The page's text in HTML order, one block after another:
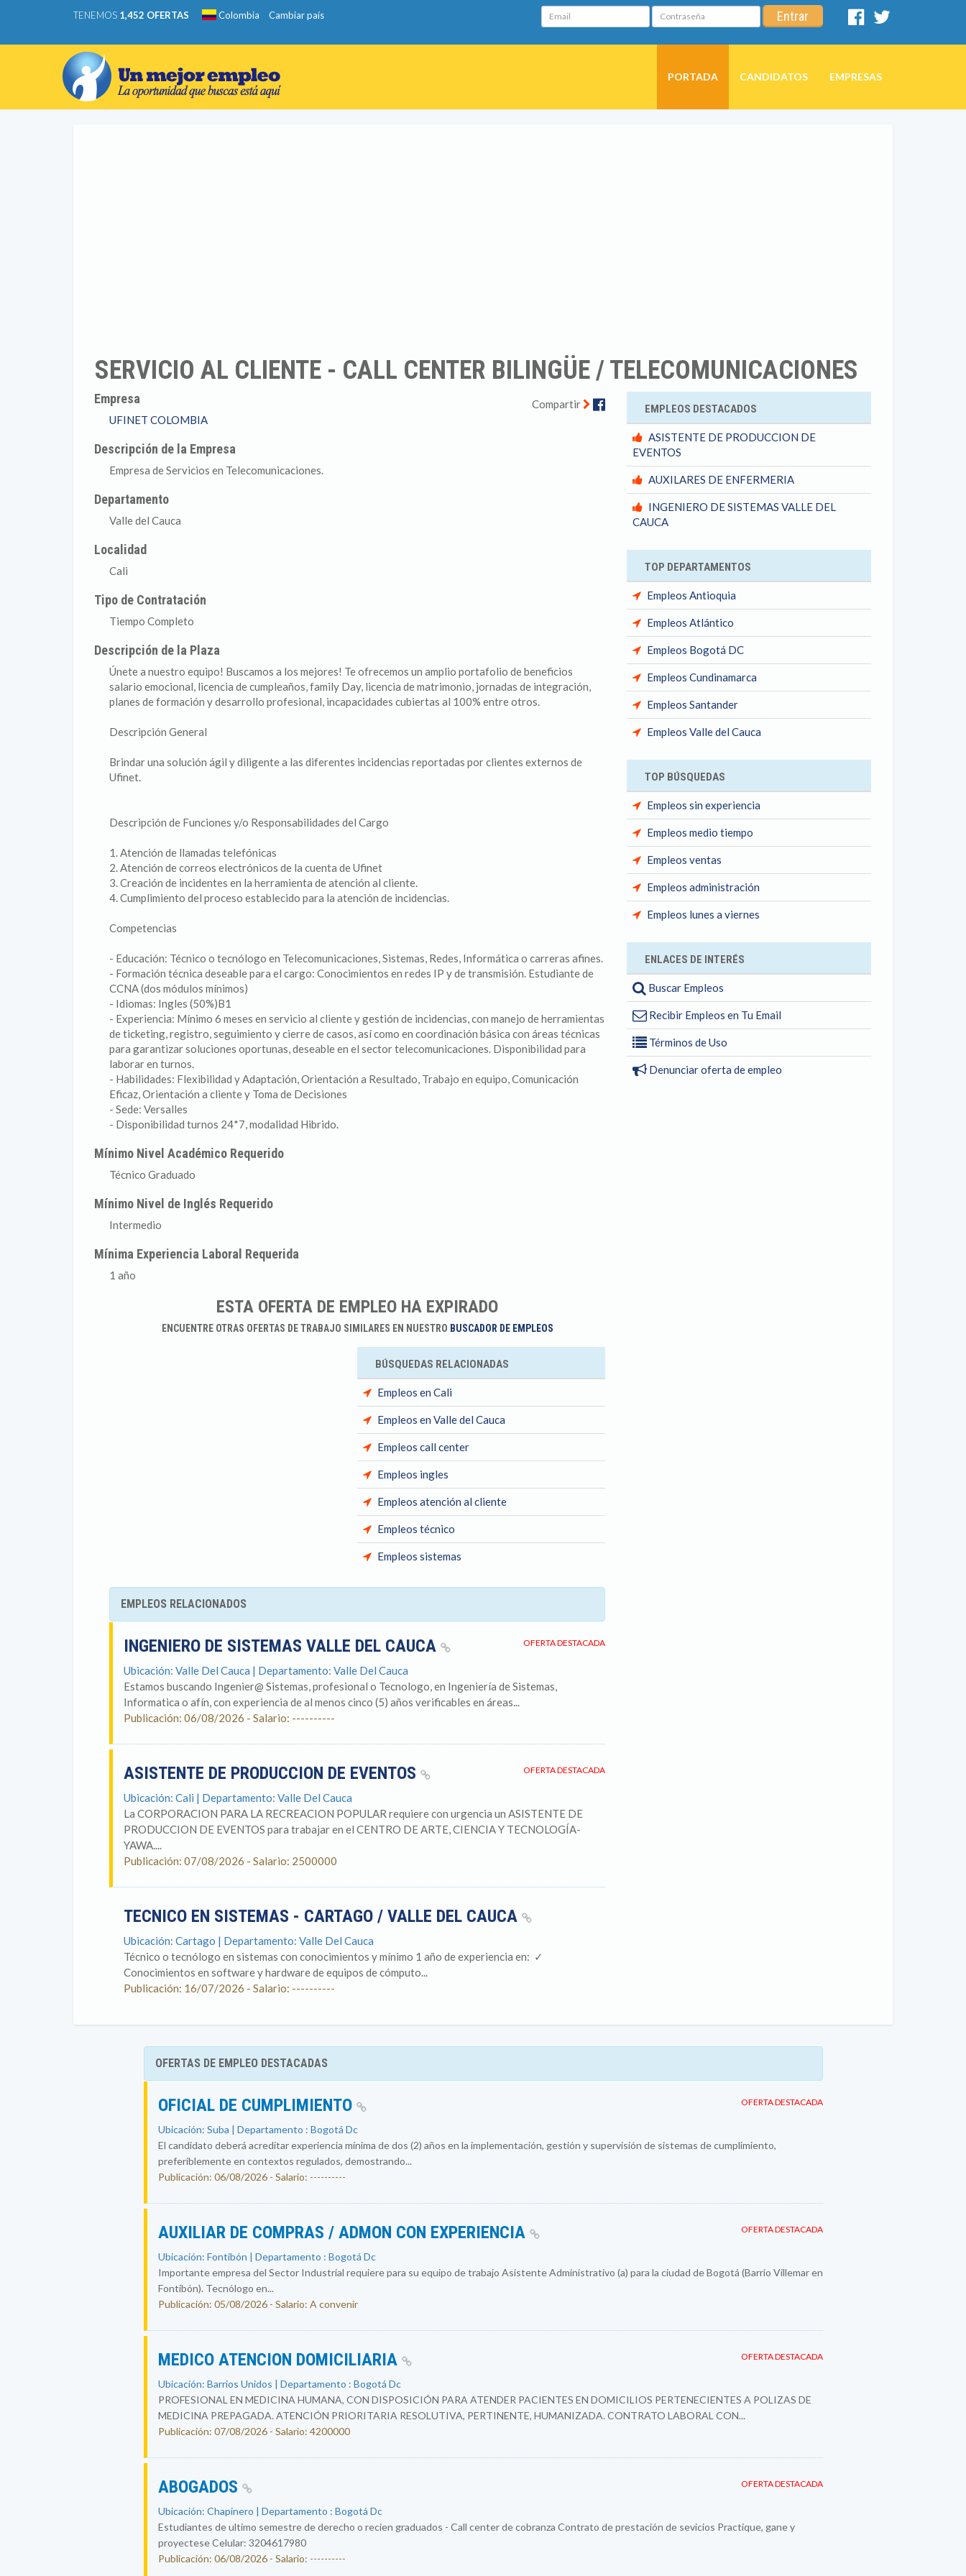
TENEMOS 1,452 OFERTAS Colombia Cambiar país Email Contraseña Entrar
Facebook
PORTADA CANDIDATOS EMPRESAS
SERVICIO AL CLIENTE - CALL CENTER BILINGÜE / TELECOMUNICACIONES
Compartir Facebook
Empresa
UFINET COLOMBIA
Descripción de la Empresa
Empresa de Servicios en Telecomunicaciones.
Departamento
Valle del Cauca
Localidad
Cali
Tipo de Contratación
Tiempo Completo
Descripción de la Plaza
Únete a nuestro equipo! Buscamos a los mejores! Te ofrecemos un amplio portafolio de beneficios
salario emocional, licencia de cumpleaños, family Day, licencia de matrimonio, jornadas de integración,
planes de formación y desarrollo profesional, incapacidades cubiertas al 100% entre otros.
Descripción General
Brindar una solución ágil y diligente a las diferentes incidencias reportadas por clientes externos de
Ufinet.
Descripción de Funciones y/o Responsabilidades del Cargo
1. Atención de llamadas telefónicas
2. Atención de correos electrónicos de la cuenta de Ufinet
3. Creación de incidentes en la herramienta de atención al cliente.
4. Cumplimiento del proceso establecido para la atención de incidencias.
Competencias
- Educación: Técnico o tecnólogo en Telecomunicaciones, Sistemas, Redes, Informática o carreras afines.
- Formación técnica deseable para el cargo: Conocimientos en redes IP y de transmisión. Estudiante de
CCNA (dos módulos mínimos)
- Idiomas: Ingles (50%)B1
- Experiencia: Mínimo 6 meses en servicio al cliente y gestión de incidencias, con manejo de herramientas
de ticketing, registro, seguimiento y cierre de casos, así como en coordinación básica con áreas técnicas
para garantizar soluciones oportunas, deseable en el sector telecomunicaciones. Disponibilidad para
laborar en turnos.
- Habilidades: Flexibilidad y Adaptación, Orientación a Resultado, Trabajo en equipo, Comunicación
Eficaz, Orientación a cliente y Toma de Decisiones
- Sede: Versalles
- Disponibilidad turnos 24*7, modalidad Hibrido.
Mínimo Nivel Académico Requerido
Técnico Graduado
Mínimo Nivel de Inglés Requerido
Intermedio
Mínima Experiencia Laboral Requerida
1 año
ESTA OFERTA DE EMPLEO HA EXPIRADO
ENCUENTRE OTRAS OFERTAS DE TRABAJO SIMILARES EN NUESTRO BUSCADOR DE EMPLEOS
BÚSQUEDAS RELACIONADAS
Empleos en Cali
Empleos en Valle del Cauca
Empleos call center
Empleos ingles
Empleos atención al cliente
Empleos técnico
Empleos sistemas
EMPLEOS RELACIONADOS
OFERTA DESTACADA
INGENIERO DE SISTEMAS VALLE DEL CAUCA
Ubicación: Valle Del Cauca | Departamento: Valle Del Cauca
Estamos buscando Ingenier@ Sistemas, profesional o Tecnologo, en Ingeniería de Sistemas,
Informatica o afín, con experiencia de al menos cinco (5) años verificables en áreas...
Publicación: 06/08/2026 - Salario: ----------
OFERTA DESTACADA
ASISTENTE DE PRODUCCION DE EVENTOS
Ubicación: Cali | Departamento: Valle Del Cauca
La CORPORACION PARA LA RECREACION POPULAR requiere con urgencia un ASISTENTE DE
PRODUCCION DE EVENTOS para trabajar en el CENTRO DE ARTE, CIENCIA Y TECNOLOGÍA-
YAWA....
Publicación: 07/08/2026 - Salario: 2500000
TECNICO EN SISTEMAS - CARTAGO / VALLE DEL CAUCA
Ubicación: Cartago | Departamento: Valle Del Cauca
Técnico o tecnólogo en sistemas con conocimientos y mínimo 1 año de experiencia en: ​ ✓
Conocimientos en software y hardware de equipos de cómputo...
Publicación: 16/07/2026 - Salario: ----------
EMPLEOS DESTACADOS
ASISTENTE DE PRODUCCION DE
EVENTOS
AUXILARES DE ENFERMERIA
INGENIERO DE SISTEMAS VALLE DEL
CAUCA
TOP DEPARTAMENTOS
Empleos Antioquia
Empleos Atlántico
Empleos Bogotá DC
Empleos Cundinamarca
Empleos Santander
Empleos Valle del Cauca
TOP BÚSQUEDAS
Empleos sin experiencia
Empleos medio tiempo
Empleos ventas
Empleos administración
Empleos lunes a viernes
ENLACES DE INTERÉS
Buscar Empleos
Recibir Empleos en Tu Email
Términos de Uso
Denunciar oferta de empleo
OFERTAS DE EMPLEO DESTACADAS
OFERTA DESTACADA
OFICIAL DE CUMPLIMIENTO
Ubicación: Suba | Departamento : Bogotá Dc
El candidato deberá acreditar experiencia mínima de dos (2) años en la implementación, gestión y supervisión de sistemas de cumplimiento,
preferiblemente en contextos regulados, demostrando...
Publicación: 06/08/2026 - Salario: ----------
OFERTA DESTACADA
AUXILIAR DE COMPRAS / ADMON CON EXPERIENCIA
Ubicación: Fontibón | Departamento : Bogotá Dc
Importante empresa del Sector Industrial requiere para su equipo de trabajo Asistente Administrativo (a) para la ciudad de Bogotá (Barrio Villemar en
Fontibón). Tecnólogo en...
Publicación: 05/08/2026 - Salario: A convenir
OFERTA DESTACADA
MEDICO ATENCION DOMICILIARIA
Ubicación: Barrios Unidos | Departamento : Bogotá Dc
PROFESIONAL EN MEDICINA HUMANA, CON DISPOSICIÓN PARA ATENDER PACIENTES EN DOMICILIOS PERTENECIENTES A POLIZAS DE
MEDICINA PREPAGADA. ATENCIÓN PRIORITARIA RESOLUTIVA, PERTINENTE, HUMANIZADA. CONTRATO LABORAL CON...
Publicación: 07/08/2026 - Salario: 4200000
OFERTA DESTACADA
ABOGADOS
Ubicación: Chapinero | Departamento : Bogotá Dc
Estudiantes de ultimo semestre de derecho o recien graduados - Call center de cobranza Contrato de prestación de sevicios Practique, gane y
proyectese Celular: 3204617980
Publicación: 06/08/2026 - Salario: ----------